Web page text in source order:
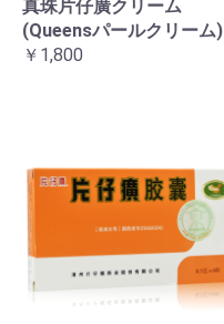
真珠片仔廣クリーム
(Queensパールクリーム)
￥1,800